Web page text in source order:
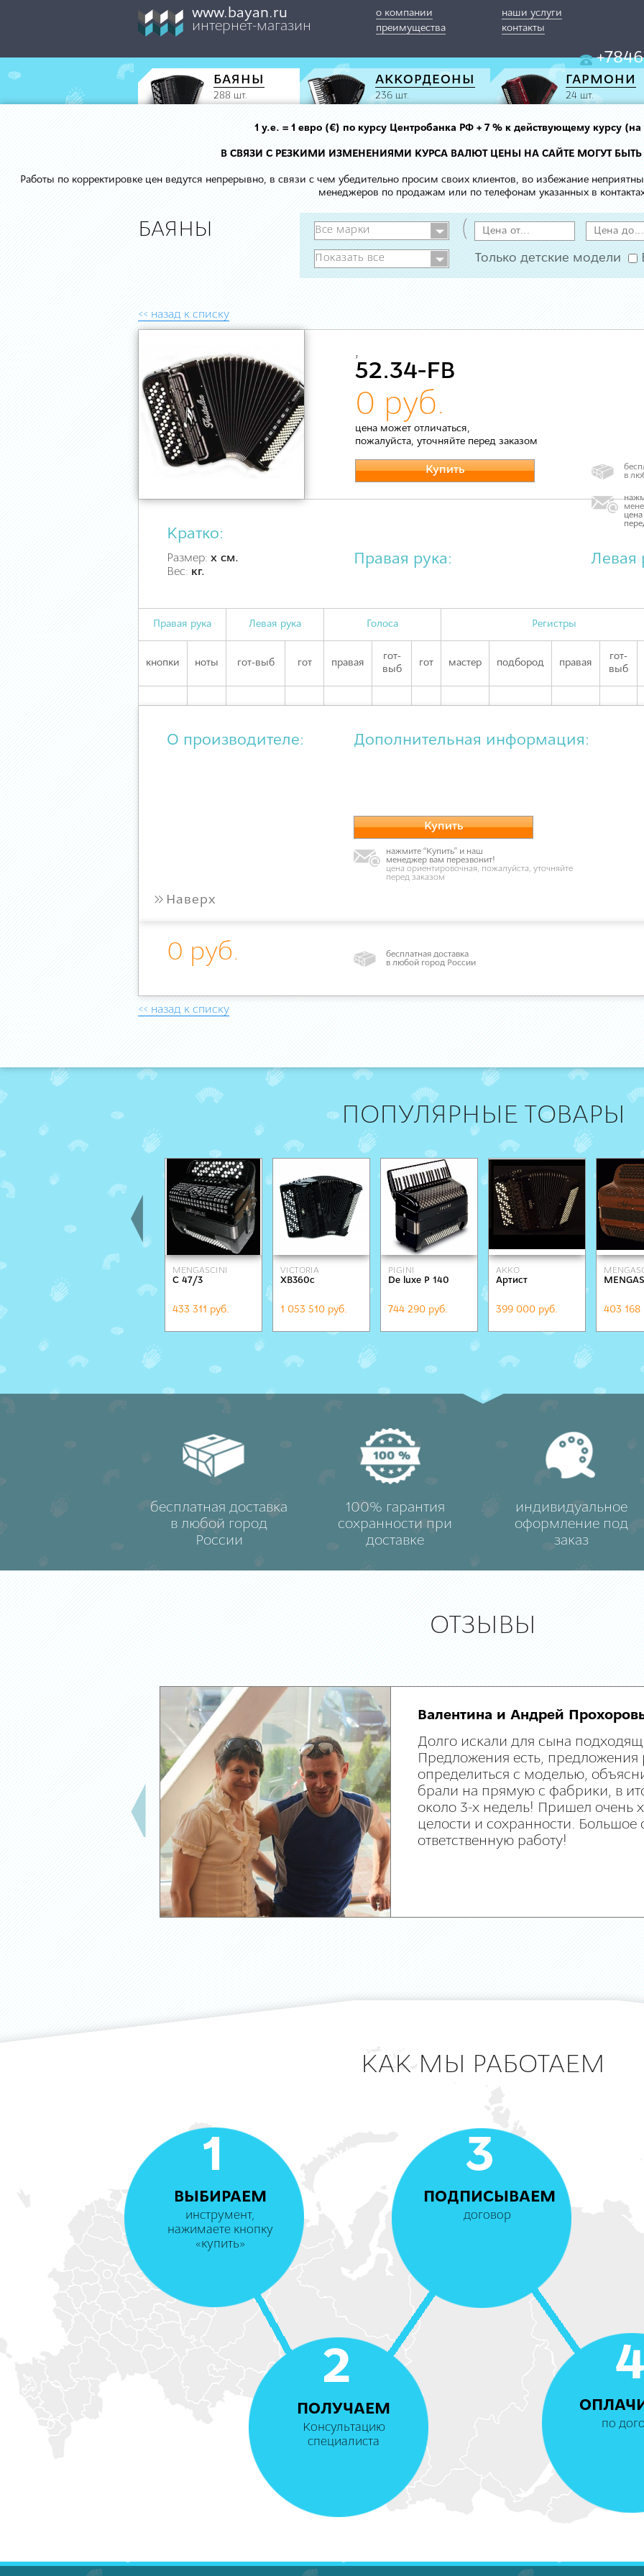
www.bayan.ru
интернет-магазин
о компании
наши услуги
преимущества
контакты
БАЯНЫ
288 шт.
АККОРДЕОНЫ
236 шт.
ГАРМОНИ
24 шт.
1 у.е. = 1 евро (€) по курсу Центробанка РФ + 7 % к действующему курсу
В СВЯЗИ С РЕЗКИМИ ИЗМЕНЕНИЯМИ КУРСА ВАЛЮТ ЦЕНЫ НА САЙТЕ МОГУТ
Работы по корректировке цен ведутся непрерывно, в связи с чем убедительно просим своих клиентов, во избежание
менеджеров по продажам или по телефонам указанных в
БАЯНЫ (
Только детские модели
<< назад к списку
,
52.34-FB
0 руб.
цена может отличаться,
пожалуйста, уточняйте перед заказом
Купить
в
Кратко:
Размер: х см.
Вес: кг.
Правая рука: Левая
Правая рука Левая рука Голоса Регистры
кнопки ноты гот-выб гот правая
гот-
выб
гот мастер подбород правая
гот-
выб
О производителе: Дополнительная информация:
Купить
нажмите “Купить” и наш
менеджер вам перезвонит!
цена ориентировочная, пожалуйста, уточняйте
перед заказом
» Наверх
0 руб.
бесплатная доставка
в любой город России
<< назад к списку
ПОПУЛЯРНЫЕ ТОВАРЫ
MENGASCINI
C 47/3
433 311 руб.
VICTORIA
XB360c
1 053 510 руб.
PIGINI
De luxe P 140
744 290 руб.
AKKO
Артист
399 000 руб. 403 168
бесплатная доставка
в любой город
России
100% гарантия
сохранности при
доставке
индивидуальное
оформление под
заказ
ОТЗЫВЫ
Валентина и Андрей
Долго искали для сына
Предложения есть, предложения
определиться с моделью,
брали на прямую с фабрики, в
около 3-х недель! Пришел очень
целости и сохранности. Большое
ответственную работу!
КАК МЫ РАБОТАЕМ
1
ВЫБИРАЕМ
инструмент,
нажимаете кнопку
«купить»
3
ПОДПИСЫВАЕМ
договор
2
ПОЛУЧАЕМ
Консультацию
специалиста
4
по